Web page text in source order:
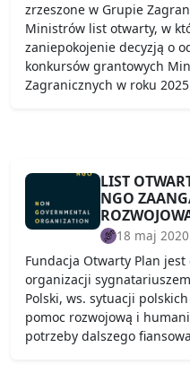
zrzeszone w Grupie
Ministrów list otwarty, w
zaniepokojenie decyzją o
konkursów grantowych
Zagranicznych w roku
LIST
NGO
18 maj 2020
Fundacja Otwarty Plan
organizacji
Polski, ws. sytuacji
pomoc rozwojową i
potrzeby dalszego